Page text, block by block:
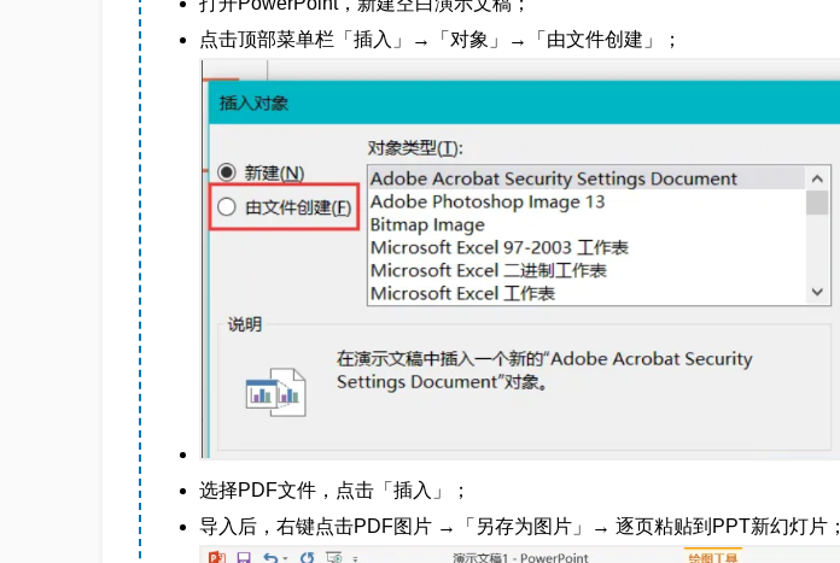
点击顶部菜单栏「插入」→「对象」→「由文件创建」；
选择PDF文件，点击「插入」；
导入后，右键点击PDF图片 →「另存为图片」→ 逐页粘贴到PPT新幻灯片；